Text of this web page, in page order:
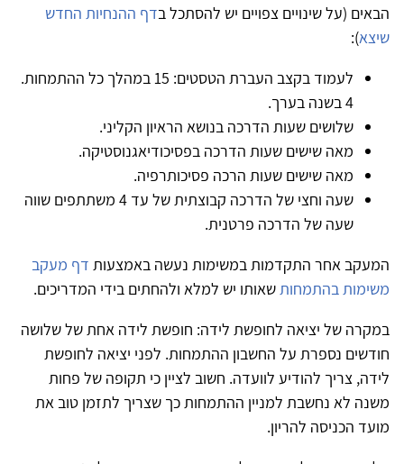
הבאים (על שינויים צפויים יש להסתכל בדף ההנחיות החדש
שיצא):
לעמוד בקצב העברת הטסטים: 15 במהלך כל ההתמחות.
4 בשנה בערך.
שלושים שעות הדרכה בנושא הראיון הקליני.
מאה שישים שעות הדרכה בפסיכודיאגנוסטיקה.
מאה שישים שעות הרכה פסיכותרפיה.
שעה וחצי של הדרכה קבוצתית של עד 4 משתתפים שווה
שעה של הדרכה פרטנית.
המעקב אחר התקדמות במשימות נעשה באמצעות דף מעקב
משימות בהתמחותשאותו יש למלא ולהחתים בידי המדריכים.
במקרה של יציאה לחופשת לידה: חופשת לידה אחת של שלושה
חודשים נספרת על החשבון ההתמחות. לפני יציאה לחופשת
לידה, צריך להודיע לוועדה. חשוב לציין כי תקופה של פחות
משנה לא נחשבת למניין ההתמחות כך שצריך לתזמן טוב את
מועד הכניסה להריון.